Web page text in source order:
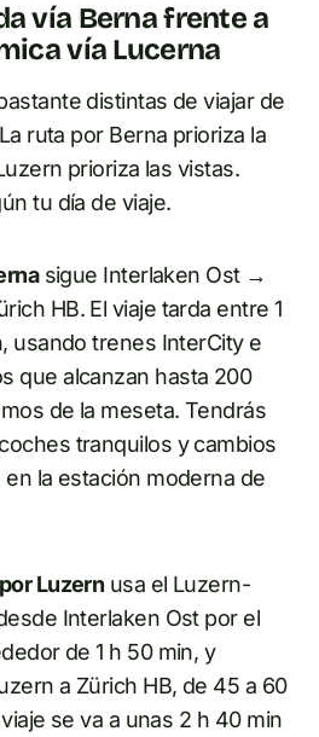
vía Berna frente a
vía Lucerna
distintas de viajar de
ruta por Berna prioriza la
prioriza las vistas.
tu día de viaje.
sigue Interlaken Ost →
HB. El viaje tarda entre 1
usando trenes InterCity e
que alcanzan hasta 200
de la meseta. Tendrás
tranquilos y cambios
la estación moderna de
Luzern usa el Luzern-
Interlaken Ost por el
de 1 h 50 min, y
a Zürich HB, de 45 a 60
se va a unas 2 h 40 min